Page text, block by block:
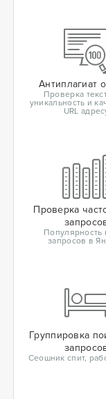
Антиплагиат
Проверка
уникальность и
URL
Проверка
Популярность
запросов в
Группировка
Сеошник спит,